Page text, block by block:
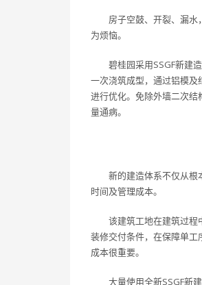
房子空鼓、开裂、漏
为烦恼。
碧桂园采用SSGF新建
一次浇筑成型，通过铝模
进行优化。免除外墙二次
量通病。
新的建造体系不仅从根
时间及管理成本。
该建筑工地在建筑过程
装修交付条件，在保障单
成本很重要。
大量使用全新SSGF新